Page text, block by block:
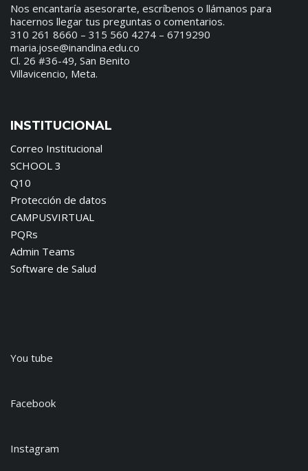
Nos encantaría asesorarte, escríbenos o llámanos para
hacernos llegar tus preguntas o comentarios.
310 261 8660 – 315 560 4274 – 6719290
maria.jose@inandina.edu.co
Cl. 26 #36-49, San Benito
Villavicencio, Meta.
INSTITUCIONAL
Correo Institucional
SCHOOL 3
Q10
Protección de datos
CAMPUSVIRTUAL
PQRs
Admin Teams
Software de Salud
You tube
Facebook
Instagram